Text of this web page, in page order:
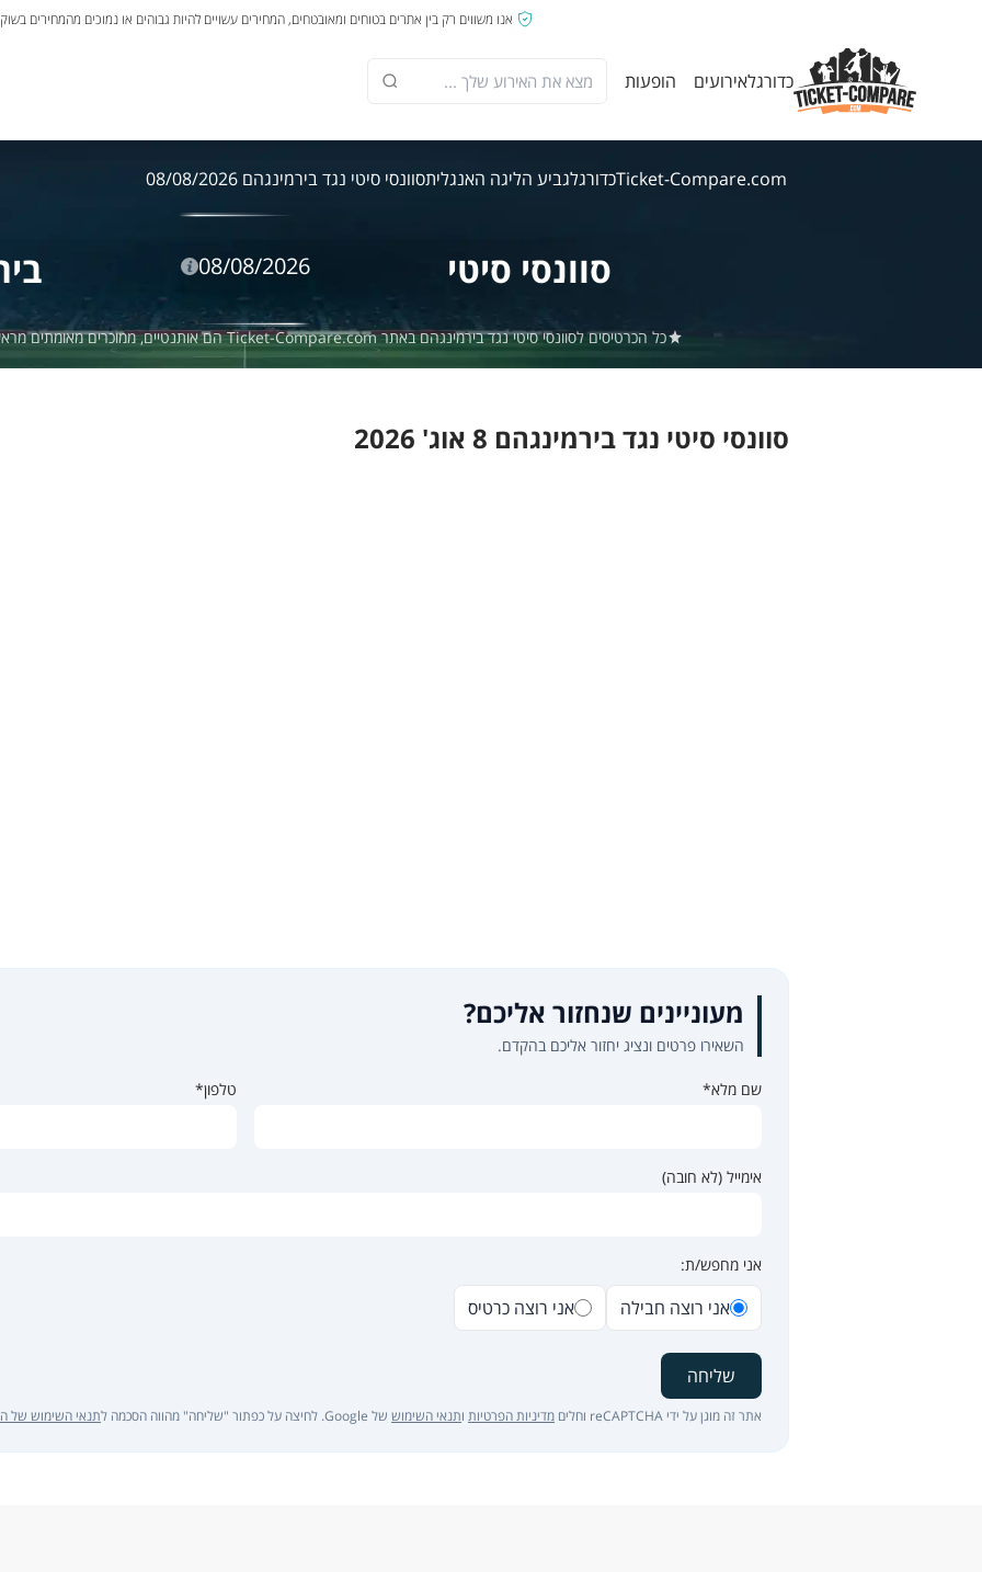
אנו משווים רק בין אתרים בטוחים ומאובטחים, המחירים עשויים להיות גבוהים או נמוכים מהמחירים
כדורגלאירועים הופעות
Ticket-Compare.comכדורגלגביע הליגה האנגליתסוונסי סיטי נגד בירמינגהם 08/08/2026
סוונסי סיטי 08/08/2026
כל הכרטיסים לסוונסי סיטי נגד בירמינגהם באתר Ticket-Compare.com הם אותנטיים, ממוכרים מאומתים מראש שמספקים אחריות של 100%.
סוונסי סיטי נגד בירמינגהם 8 אוג' 2026
מעוניינים שנחזור אליכם?
השאירו פרטים ונציג יחזור אליכם בהקדם.
שם מלא* טלפון*
אימייל (לא חובה)
אני מחפש/ת:
אני רוצה חבילה אני רוצה כרטיס
שליחה
אתר זה מוגן על ידי reCAPTCHA וחלים מדיניות הפרטיות ותנאי השימוש של Google. לחיצה על כפתור "שליחה" מהווה הסכמה ל תנאי השימוש של